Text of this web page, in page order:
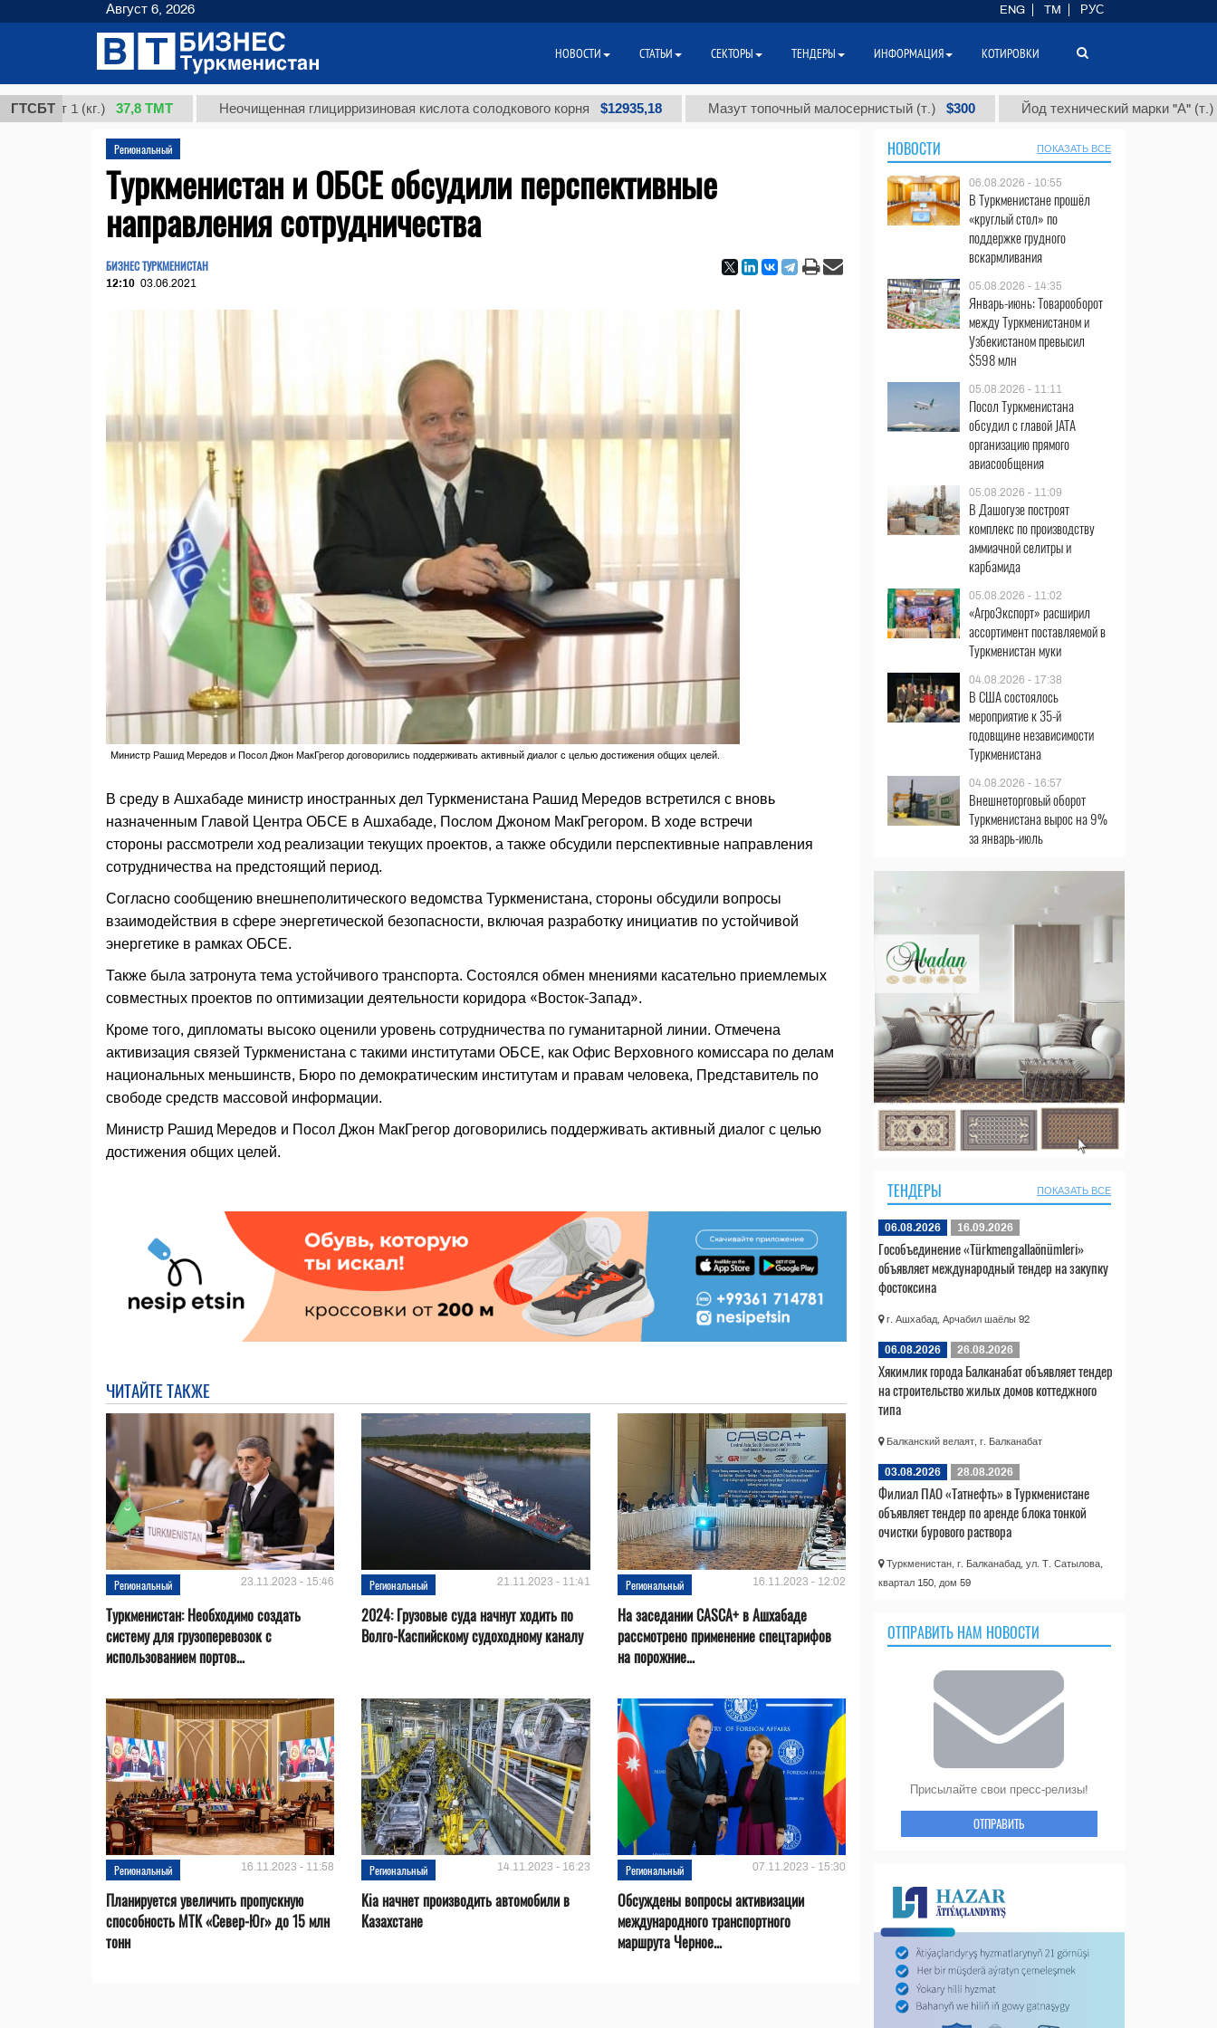
ГТСБТ
1 (кг.) 37,8 ТМТ Неочищенная глицирризиновая кислота солодкового корня $12935,18 Мазут топочный малосернистый (т.) $300 Йод технический марки "А" (т.) $86
Региональный
Туркменистан и ОБСЕ обсудили перспективные
направления сотрудничества
БИЗНЕС ТУРКМЕНИСТАН
12:10 03.06.2021
Министр Рашид Мередов и Посол Джон МакГрегор договорились поддерживать активный диалог с целью достижения общих целей.
В среду в Ашхабаде министр иностранных дел Туркменистана Рашид Мередов встретился с вновь
назначенным Главой Центра ОБСЕ в Ашхабаде, Послом Джоном МакГрегором. В ходе встречи
стороны рассмотрели ход реализации текущих проектов, а также обсудили перспективные направления
сотрудничества на предстоящий период.
Согласно сообщению внешнеполитического ведомства Туркменистана, стороны обсудили вопросы
взаимодействия в сфере энергетической безопасности, включая разработку инициатив по устойчивой
энергетике в рамках ОБСЕ.
Также была затронута тема устойчивого транспорта. Состоялся обмен мнениями касательно приемлемых
совместных проектов по оптимизации деятельности коридора «Восток-Запад».
Кроме того, дипломаты высоко оценили уровень сотрудничества по гуманитарной линии. Отмечена
активизация связей Туркменистана с такими институтами ОБСЕ, как Офис Верховного комиссара по делам
национальных меньшинств, Бюро по демократическим институтам и правам человека, Представитель по
свободе средств массовой информации.
Министр Рашид Мередов и Посол Джон МакГрегор договорились поддерживать активный диалог с целью
достижения общих целей.
ЧИТАЙТЕ ТАКЖЕ
Региональный 23.11.2023 - 15:46
Туркменистан: Необходимо создать
систему для грузоперевозок с
использованием портов...
Региональный 21.11.2023 - 11:41
2024: Грузовые суда начнут ходить по
Волго-Каспийскому судоходному каналу
Региональный 16.11.2023 - 12:02
На заседании CASCA+ в Ашхабаде
рассмотрено применение спецтарифов
на порожние...
Региональный 16.11.2023 - 11:58
Планируется увеличить пропускную
способность МТК «Север-Юг» до 15 млн
тонн
Региональный 14.11.2023 - 16:23
Kia начнет производить автомобили в
Казахстане
Региональный 07.11.2023 - 15:30
Обсуждены вопросы активизации
международного транспортного
маршрута Черное...
НОВОСТИ ПОКАЗАТЬ ВСЕ
06.08.2026 - 10:55
В Туркменистане прошёл
«круглый стол» по
поддержке грудного
вскармливания
05.08.2026 - 14:35
Январь-июнь: Товарооборот
между Туркменистаном и
Узбекистаном превысил
$598 млн
05.08.2026 - 11:11
Посол Туркменистана
обсудил с главой JATA
организацию прямого
авиасообщения
05.08.2026 - 11:09
В Дашогузе построят
комплекс по производству
аммиачной селитры и
карбамида
05.08.2026 - 11:02
«АгроЭкспорт» расширил
ассортимент поставляемой в
Туркменистан муки
04.08.2026 - 17:38
В США состоялось
мероприятие к 35-й
годовщине независимости
Туркменистана
04.08.2026 - 16:57
Внешнеторговый оборот
Туркменистана вырос на 9%
за январь-июль
ТЕНДЕРЫ ПОКАЗАТЬ ВСЕ
06.08.2026 16.09.2026
Гособъединение «Türkmengallaönümleri»
объявляет международный тендер на закупку
фостоксина
г. Ашхабад, Арчабил шаёлы 92
06.08.2026 26.08.2026
Хякимлик города Балканабат объявляет тендер
на строительство жилых домов коттеджного
типа
Балканский велаят, г. Балканабат
03.08.2026 28.08.2026
Филиал ПАО «Татнефть» в Туркменистане
объявляет тендер по аренде блока тонкой
очистки бурового раствора
Туркменистан, г. Балканабад, ул. Т. Сатылова,
квартал 150, дом 59
ОТПРАВИТЬ НАМ НОВОСТИ
Присылайте свои пресс-релизы!
ОТПРАВИТЬ
Август 6, 2026 ENG TM РУС
НОВОСТИ СТАТЬИ СЕКТОРЫ ТЕНДЕРЫ ИНФОРМАЦИЯ КОТИРОВКИ